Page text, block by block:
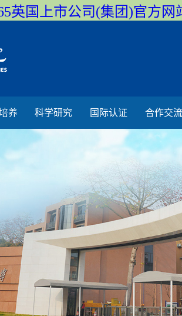
英国上市公司(集团)官方网
养 科学研究 国际认证 合作交流